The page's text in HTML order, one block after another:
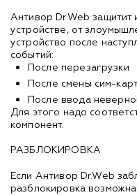
Антивор Dr.Web
устройстве, от
устройство после
событий:
После перезагрузки
После смены сим-
После ввода
Для этого надо
компонент.
РАЗБЛОКИРОВКА
Если Антивор Dr.Web
разблокировка